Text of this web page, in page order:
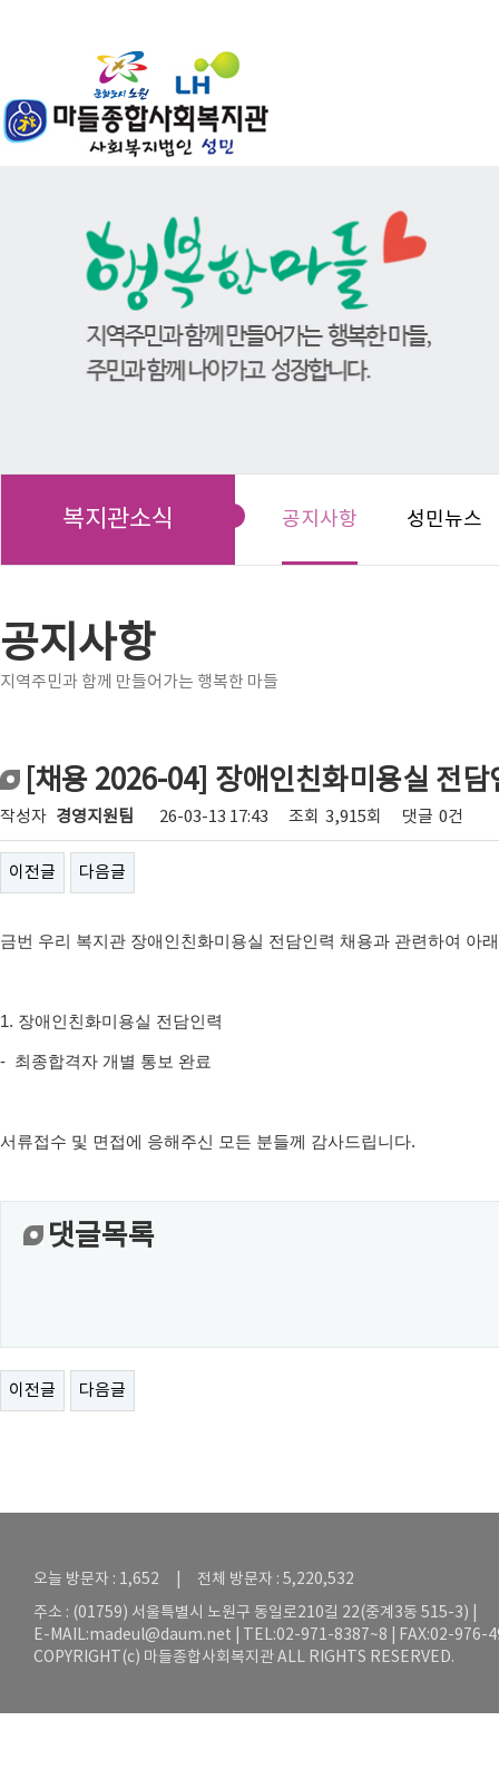
복지관소식 공지사항 성민뉴스
공지사항
지역주민과 함께 만들어가는 행복한 마들
[채용 2026-04] 장애인친화미용실 전담
작성자 경영지원팀 26-03-13 17:43 조회 3,915회 댓글 0건
이전글 다음글
금번 우리 복지관 장애인친화미용실 전담인력 채용과 관련하여 아
1. 장애인친화미용실 전담인력
- 최종합격자 개별 통보 완료
서류접수 및 면접에 응해주신 모든 분들께 감사드립니다.
댓글목록
이전글 다음글
오늘 방문자 : 1,652 | 전체 방문자 : 5,220,532
주소 : (01759) 서울특별시 노원구 동일로210길 22(중계3동 515-3) |
E-MAIL:madeul@daum.net | TEL:02-971-8387~8 | FAX:02-976-
COPYRIGHT(c) 마들종합사회복지관 ALL RIGHTS RESERVED.